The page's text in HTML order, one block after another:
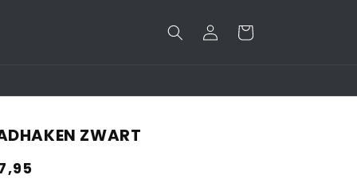
Inloggen
Winkelwagen
ZWART